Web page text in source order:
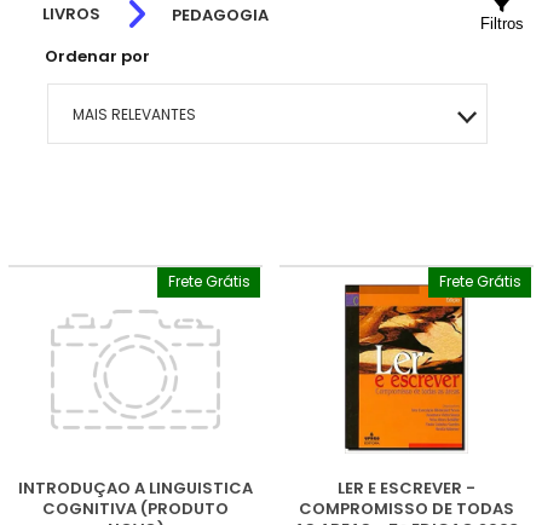
LIVROS
PEDAGOGIA
Ordenar por
MAIS RELEVANTES
MAIOR PREÇO
A - Z
Filtros
Frete Grátis
INTRODUÇAO A LINGUISTICA
COGNITIVA (PRODUTO
Frete Grátis
LER E ESCREVER -
COMPROMISSO DE TODAS